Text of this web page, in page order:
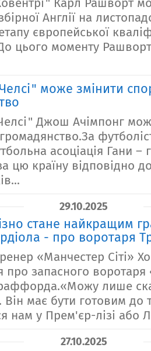
Карл Рашворт
Англії на
європейської
цього моменту
може змінити
Джош Ачімпонг
асоціація Гани –
цю країну відповідно
29.10.2025
стане найкращим
- про воротаря
«Манчестер Сіті»
про запасного воротаря
лише
Він має бути готовим до
нам у Прем'єр-лізі або
27.10.2025